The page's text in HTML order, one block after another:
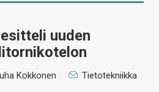
uuden
Kokkonen
Tietotekniikka